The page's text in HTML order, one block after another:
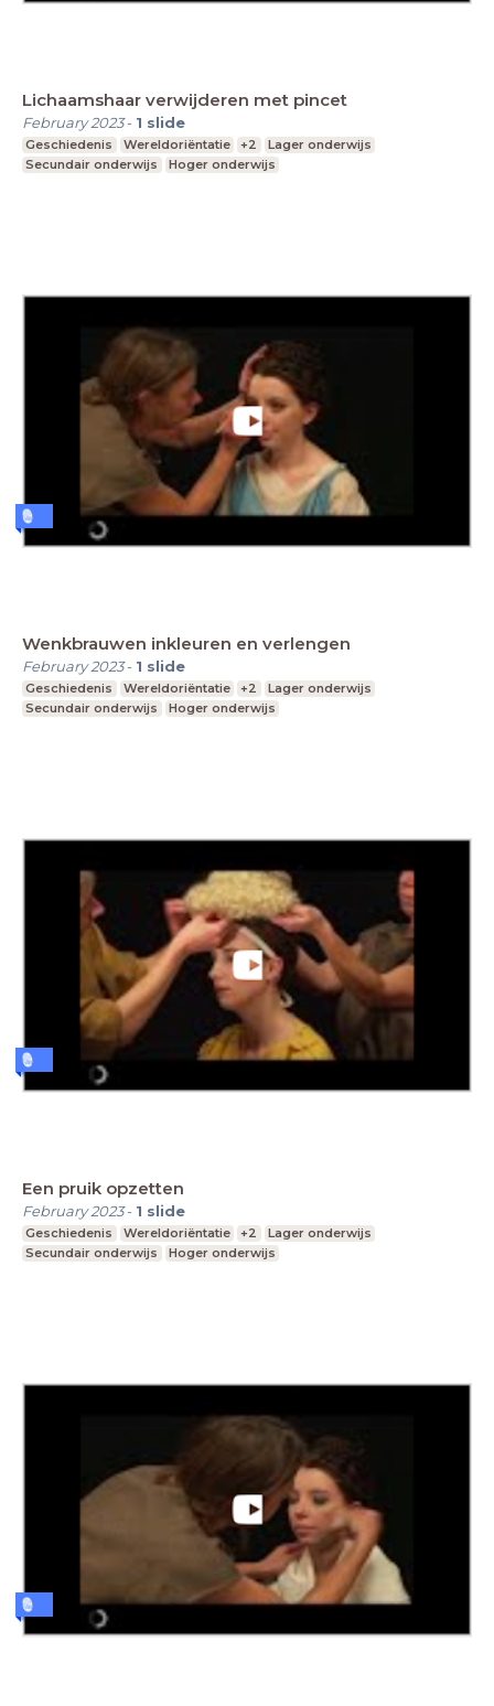
Lichaamshaar verwijderen met pincet
February 2023- 1 slide
Geschiedenis Wereldoriëntatie +2
Lager onderwijs
Secundair onderwijs
Hoger onderwijs
Wenkbrauwen inkleuren en verlengen
February 2023- 1 slide
Geschiedenis Wereldoriëntatie +2
Lager onderwijs
Secundair onderwijs
Hoger onderwijs
Een pruik opzetten
February 2023- 1 slide
Geschiedenis Wereldoriëntatie +2
Lager onderwijs
Secundair onderwijs
Hoger onderwijs